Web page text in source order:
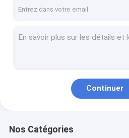
Continuer
Nos Catégories